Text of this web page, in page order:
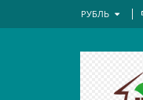
РУБЛЬ